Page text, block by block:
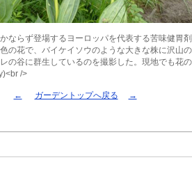
ならず登場するヨーロッパを代表する苦味健胃
の花で、バイケイソウのような大きな株に沢山
の谷に群生しているのを撮影した。現地でも花
/>
← ガーデントップへ戻る →